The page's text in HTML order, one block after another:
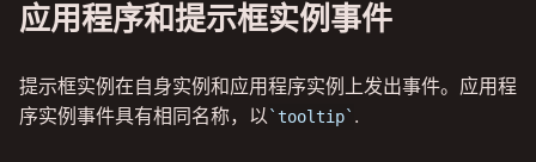
应用程序和提示框实例事件
提示框实例在自身实例和应用程序实例上发出事件。应用程
序实例事件具有相同名称，以 tooltip .